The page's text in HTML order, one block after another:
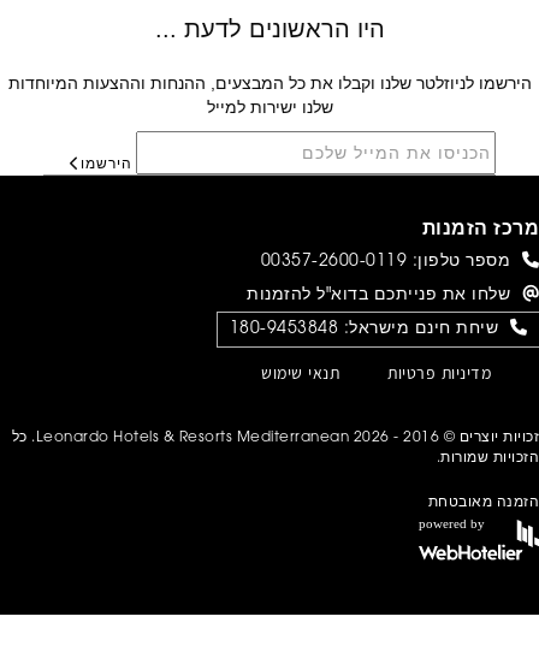
הירשמו לניוזלטר שלנו וקבלו את כל המבצעים, ההנחות וההצעות המיוחדות
שלנו ישירות למייל
הירשמו
מרכז הזמנות
מספר טלפון: 00357-2600-0119
שלחו את פנייתכם בדוא"ל להזמנות
שיחת חינם מישראל: 180-9453848
זכויות יוצרים © 2016 - 2026 Leonardo Hotels & Resorts Mediterranean. כל
הזכויות שמורות.
מדיניות פרטיות תנאי שימוש
הזמנה מאובטחת